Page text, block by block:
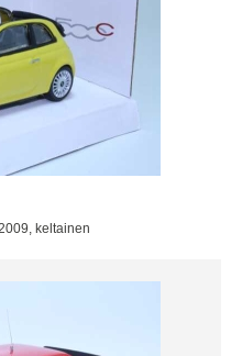
keltainen